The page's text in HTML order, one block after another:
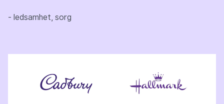
- ledsamhet, sorg